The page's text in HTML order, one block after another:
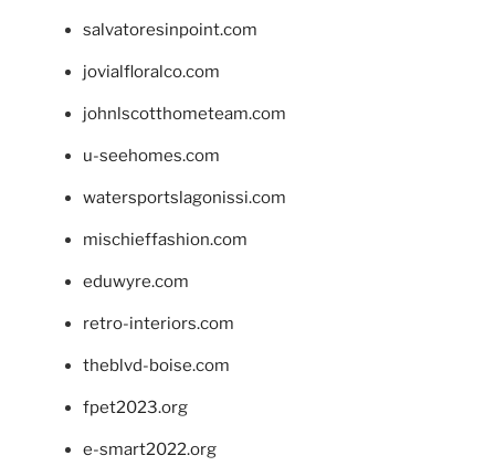
salvatoresinpoint.com
jovialfloralco.com
johnlscotthometeam.com
u-seehomes.com
watersportslagonissi.com
mischieffashion.com
eduwyre.com
retro-interiors.com
theblvd-boise.com
fpet2023.org
e-smart2022.org